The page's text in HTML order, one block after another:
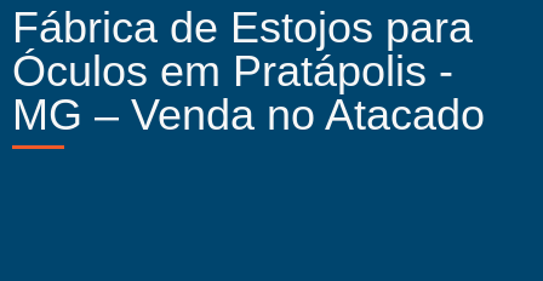
Fábrica de Estojos para
Óculos em Pratápolis -
MG – Venda no Atacado